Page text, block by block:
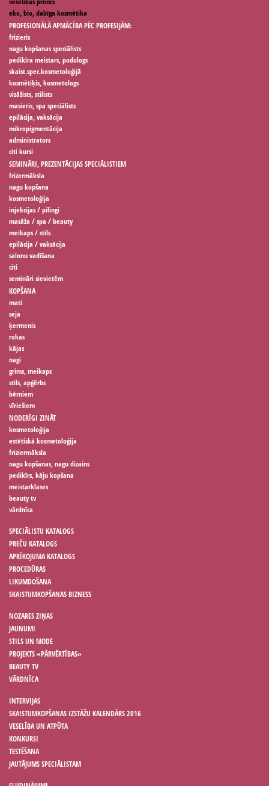
eko, bio, dabīga kosmētika
PROFESIONĀLĀ APMĀCĪBA PĒC PROFESIJĀM:
frizieris
nagu kopšanas speciālists
pedikīra meistars, podologs
skaist.spec.kosmetoloģijā
kosmētiķis, kosmetologs
vizāžists, stilists
masieris, spa speciālists
epilācija, vaksācija
mikropigmentācija
administrators
citi kursi
SEMINĀRI, PREZENTĀCIJAS SPECIĀLISTIEM
frizermāksla
nagu kopšana
kosmetoloģija
injekcijas / pīlingi
masāža / spa / beauty
meikaps / stils
epilācija / vaksācija
salonu vadīšana
citi
semināri sievietēm
KOPŠANA
mati
seja
ķermenis
rokas
kājas
nagi
grims, meikaps
stils, apģērbs
bērniem
vīriešiem
NODERĪGI ZINĀT
kosmetoloģija
estētiskā kosmetoloģija
friziermāksla
nagu kopšanas, nagu dizains
pedikīrs, kāju kopšana
meistarklases
beauty tv
vārdnīca
SPECIĀLISTU KATALOGS
PREČU KATALOGS
APRĪKOJUMA KATALOGS
PROCEDŪRAS
LIKUMDOŠANA
SKAISTUMKOPŠANAS BIZNESS
NOZARES ZIŅAS
JAUNUMI
STILS UN MODE
PROJEKTS «PĀRVĒRTĪBAS»
BEAUTY TV
VĀRDNĪCA
INTERVIJAS
SKAISTUMKOPŠANAS IZSTĀŽU KALENDĀRS 2016
VESELĪBA UN ATPŪTA
KONKURSI
TESTĒŠANA
JAUTĀJUMS SPECIĀLISTAM